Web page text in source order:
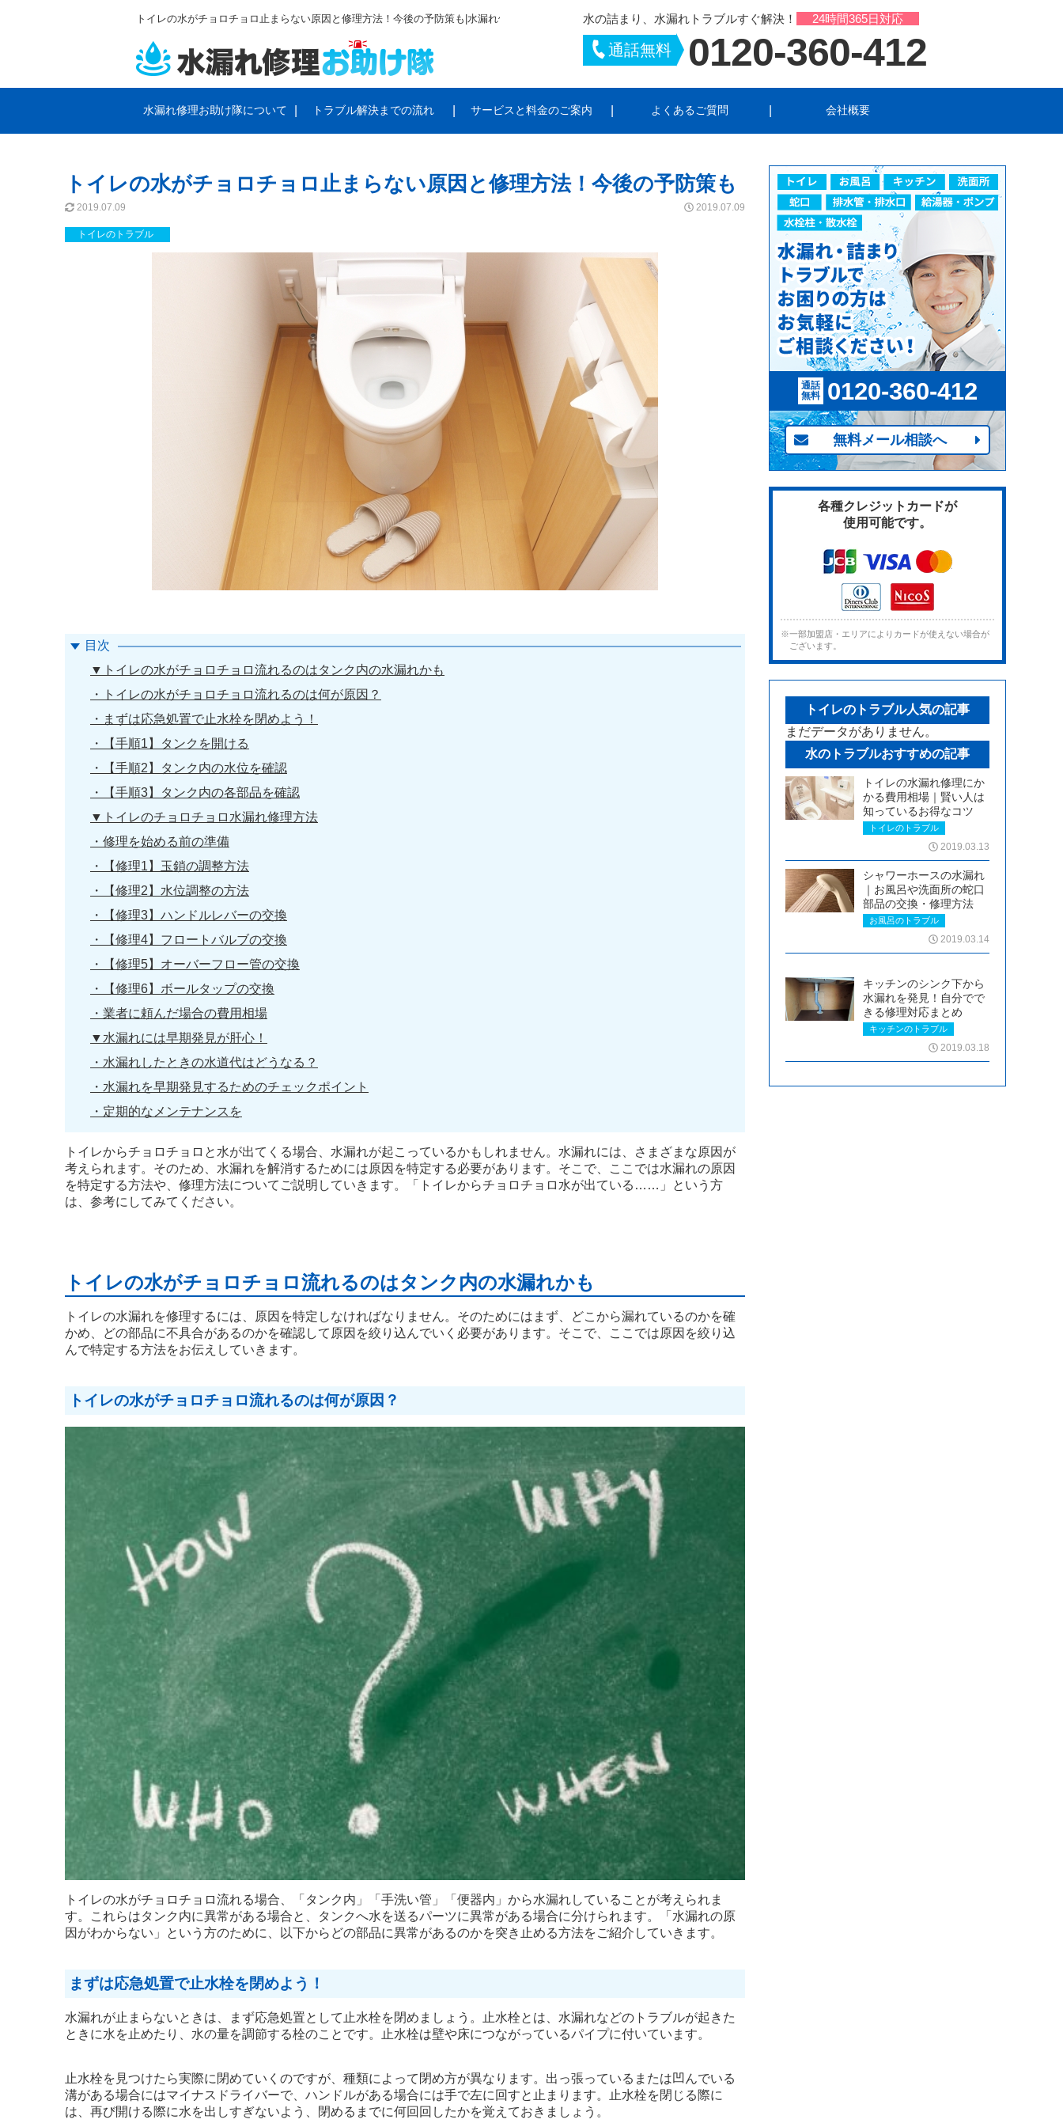
トイレの水がチョロチョロ止まらない原因と修理方法！今後の予防策も|水漏れ修理お助け隊 水の詰まり、水漏れトラブルすぐ解決！ 24時間365日対応
通話無料 0120-360-412
水漏れ修理お助け隊について トラブル解決までの流れ サービスと料金のご案内
排水管・排水溝のトラブル 蛇口のトラブル 給湯器・ポンプのトラブル 水栓柱・散水栓のトラブル
よくあるご質問 会社概要
トイレの水がチョロチョロ止まらない原因と修理方法！今後の予防策も
2019.07.09 2019.07.09
トイレのトラブル
目次
▼トイレの水がチョロチョロ流れるのはタンク内の水漏れかも
・トイレの水がチョロチョロ流れるのは何が原因？
・まずは応急処置で止水栓を閉めよう！
・【手順1】タンクを開ける
・【手順2】タンク内の水位を確認
・【手順3】タンク内の各部品を確認
▼トイレのチョロチョロ水漏れ修理方法
・修理を始める前の準備
・【修理1】玉鎖の調整方法
・【修理2】水位調整の方法
・【修理3】ハンドルレバーの交換
・【修理4】フロートバルブの交換
・【修理5】オーバーフロー管の交換
・【修理6】ボールタップの交換
・業者に頼んだ場合の費用相場
▼水漏れには早期発見が肝心！
・水漏れしたときの水道代はどうなる？
・水漏れを早期発見するためのチェックポイント
・定期的なメンテナンスを
トイレからチョロチョロと水が出てくる場合、水漏れが起こっているかもしれません。水漏れには、さまざまな原因が
考えられます。そのため、水漏れを解消するためには原因を特定する必要があります。そこで、ここでは水漏れの原因
を特定する方法や、修理方法についてご説明していきます。「トイレからチョロチョロ水が出ている……」という方
は、参考にしてみてください。
トイレの水がチョロチョロ流れるのはタンク内の水漏れかも
トイレの水漏れを修理するには、原因を特定しなければなりません。そのためにはまず、どこから漏れているのかを確
かめ、どの部品に不具合があるのかを確認して原因を絞り込んでいく必要があります。そこで、ここでは原因を絞り込
んで特定する方法をお伝えしていきます。
トイレの水がチョロチョロ流れるのは何が原因？
トイレの水がチョロチョロ流れる場合、「タンク内」「手洗い管」「便器内」から水漏れしていることが考えられま
す。これらはタンク内に異常がある場合と、タンクへ水を送るパーツに異常がある場合に分けられます。「水漏れの原
因がわからない」という方のために、以下からどの部品に異常があるのかを突き止める方法をご紹介していきます。
まずは応急処置で止水栓を閉めよう！
水漏れが止まらないときは、まず応急処置として止水栓を閉めましょう。止水栓とは、水漏れなどのトラブルが起きた
ときに水を止めたり、水の量を調節する栓のことです。止水栓は壁や床につながっているパイプに付いています。
止水栓を見つけたら実際に閉めていくのですが、種類によって閉め方が異なります。出っ張っているまたは凹んでいる
溝がある場合にはマイナスドライバーで、ハンドルがある場合には手で左に回すと止まります。止水栓を閉じる際に
は、再び開ける際に水を出しすぎないよう、閉めるまでに何回回したかを覚えておきましょう。
通話
無料
0120-360-412
無料メール相談へ
各種クレジットカードが
使用可能です。
※一部加盟店・エリアによりカードが使えない場合が
ございます。
トイレのトラブル人気の記事
まだデータがありません。
水のトラブルおすすめの記事
トイレの水漏れ修理にか
かる費用相場｜賢い人は
知っているお得なコツ
トイレのトラブル
2019.03.13
シャワーホースの水漏れ
｜お風呂や洗面所の蛇口
部品の交換・修理方法
お風呂のトラブル
2019.03.14
キッチンのシンク下から
水漏れを発見！自分でで
きる修理対応まとめ
キッチンのトラブル
2019.03.18